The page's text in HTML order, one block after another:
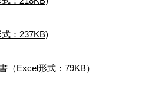
：237KB)
（Excel形式：79KB）